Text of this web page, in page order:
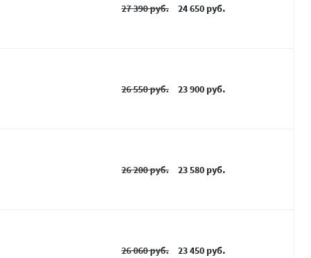
27 390 руб. 24 650 руб.
26 550 руб. 23 900 руб.
26 200 руб. 23 580 руб.
26 060 руб. 23 450 руб.